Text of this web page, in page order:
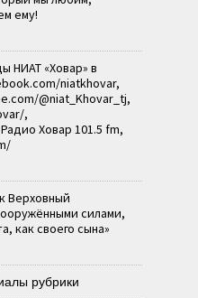
ему!
НИАТ «Ховар» в
niatkhovar,
@niat_Khovar_tj,
,
Ховар 101.5 fm,
Верховный
силами,
как своего сына»
рубрики